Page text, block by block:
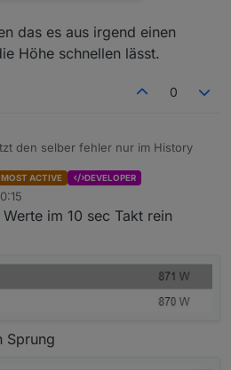
das es aus irgend einen
Höhe schnellen lässt.
0
den selber fehler nur im History
aus Sourceanalytix:
(History) aus dem Datenpunkt den
MOST ACTIVE DEVELOPER
im 10 sec Takt rein
Sprung